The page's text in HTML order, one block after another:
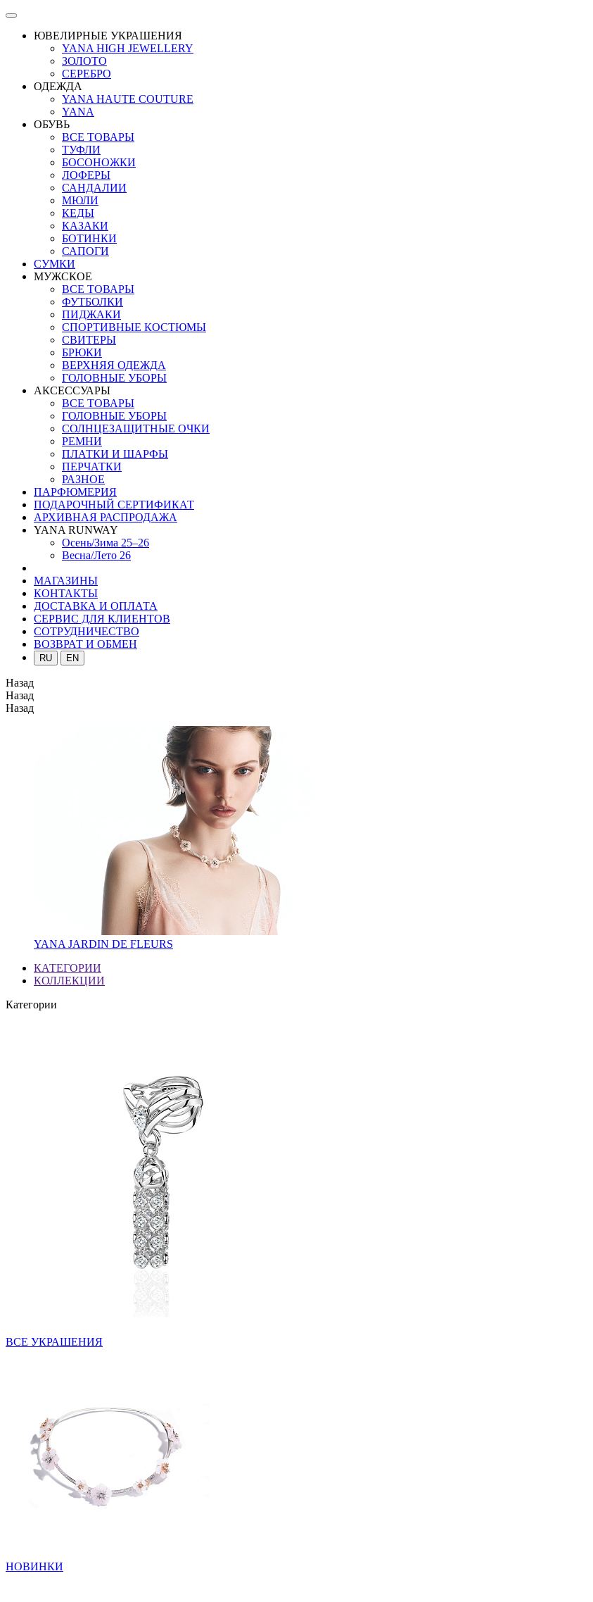
ЮВЕЛИРНЫЕ УКРАШЕНИЯ
YANA HIGH JEWELLERY
ЗОЛОТО
СЕРЕБРО
ОДЕЖДА
YANA HAUTE COUTURE
YANA
ОБУВЬ
ВСЕ ТОВАРЫ
ТУФЛИ
БОСОНОЖКИ
ЛОФЕРЫ
САНДАЛИИ
МЮЛИ
КЕДЫ
КАЗАКИ
БОТИНКИ
САПОГИ
СУМКИ
МУЖСКОЕ
ВСЕ ТОВАРЫ
ФУТБОЛКИ
ПИДЖАКИ
СПОРТИВНЫЕ КОСТЮМЫ
СВИТЕРЫ
БРЮКИ
ВЕРХНЯЯ ОДЕЖДА
ГОЛОВНЫЕ УБОРЫ
АКСЕССУАРЫ
ВСЕ ТОВАРЫ
ГОЛОВНЫЕ УБОРЫ
СОЛНЦЕЗАЩИТНЫЕ ОЧКИ
РЕМНИ
ПЛАТКИ И ШАРФЫ
ПЕРЧАТКИ
РАЗНОЕ
ПАРФЮМЕРИЯ
ПОДАРОЧНЫЙ СЕРТИФИКАТ
АРХИВНАЯ РАСПРОДАЖА
YANA RUNWAY
Осень/Зима 25–26
Весна/Лето 26
МАГАЗИНЫ
КОНТАКТЫ
ДОСТАВКА И ОПЛАТА
СЕРВИС ДЛЯ КЛИЕНТОВ
СОТРУДНИЧЕСТВО
ВОЗВРАТ И ОБМЕН
RU EN
Назад
Назад
Назад
YANA JARDIN DE FLEURS
КАТЕГОРИИ
КОЛЛЕКЦИИ
Категории
ВСЕ УКРАШЕНИЯ
НОВИНКИ